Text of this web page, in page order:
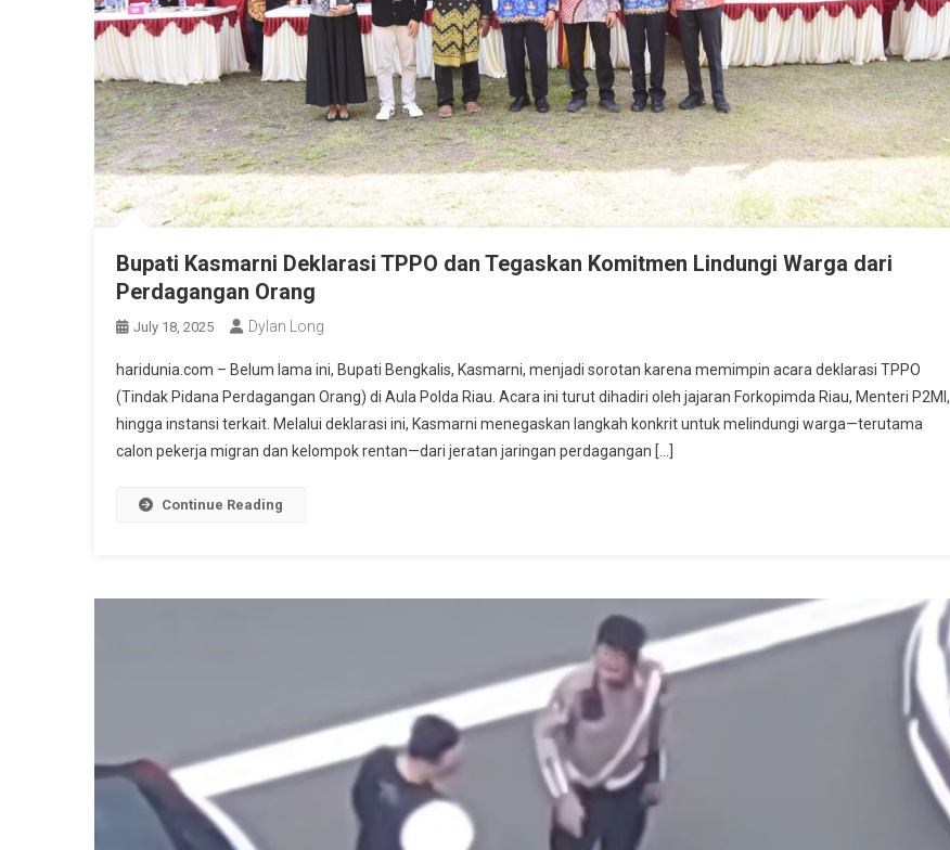
Bupati Kasmarni Deklarasi TPPO dan Tegaskan Komitmen Lindungi Warga dari
Perdagangan Orang
July 18, 2025 Dylan Long
haridunia.com – Belum lama ini, Bupati Bengkalis, Kasmarni, menjadi sorotan karena memimpin acara deklarasi TPPO
(Tindak Pidana Perdagangan Orang) di Aula Polda Riau. Acara ini turut dihadiri oleh jajaran Forkopimda Riau, Menteri P2MI,
hingga instansi terkait. Melalui deklarasi ini, Kasmarni menegaskan langkah konkrit untuk melindungi warga—terutama
calon pekerja migran dan kelompok rentan—dari jeratan jaringan perdagangan […]
Continue Reading